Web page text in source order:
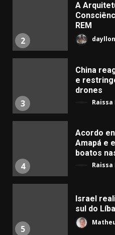
2
A
REM
dayllon
3
China
e
drones
Raissa
4
Acordo
Amapá e
boatos
Raissa
5
Israel
sul do